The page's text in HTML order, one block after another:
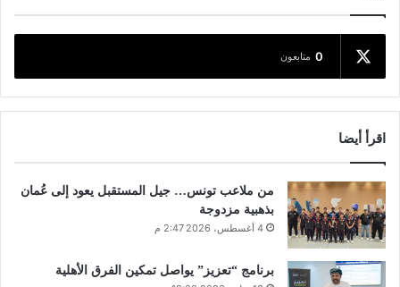
0 متابعون
اقرأ أيضا
من ملاعب تونس… جيل المستقبل يعود إلى عُمان
بذهبية مزدوجة
4 أغسطس، 2026 2:47 م
برنامج “تعزيز” يواصل تمكين الفرق الأهلية